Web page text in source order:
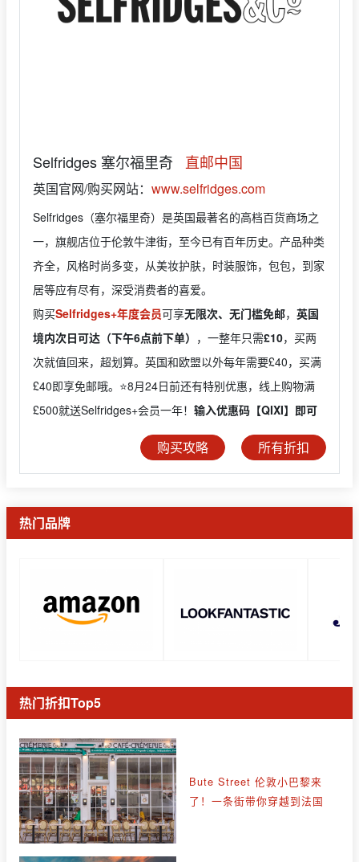
Selfridges 塞尔福里奇 直邮中国
英国官网/购买网站： www.selfridges.com
Selfridges（塞尔福里奇）是英国最著名的高档百货商场之
一，旗舰店位于伦敦牛津街，至今已有百年历史。产品种类
齐全，风格时尚多变，从美妆护肤，时装服饰，包包，到家
居等应有尽有，深受消费者的喜爱。
购买Selfridges+年度会员可享无限次、无门槛免邮， 英国
境内次日可达（下午6点前下单） ，一整年只需£10，买两
次就值回来，超划算。英国和欧盟以外每年需要£40，买满
£40即享免邮哦。⭐️8月24日前还有特别优惠，线上购物满
£500就送Selfridges+会员一年！ 输入优惠码【QIXI】即可
购买攻略 所有折扣
热门品牌
热门折扣Top5
Bute Street 伦敦小巴黎来
了！一条街带你穿越到法国